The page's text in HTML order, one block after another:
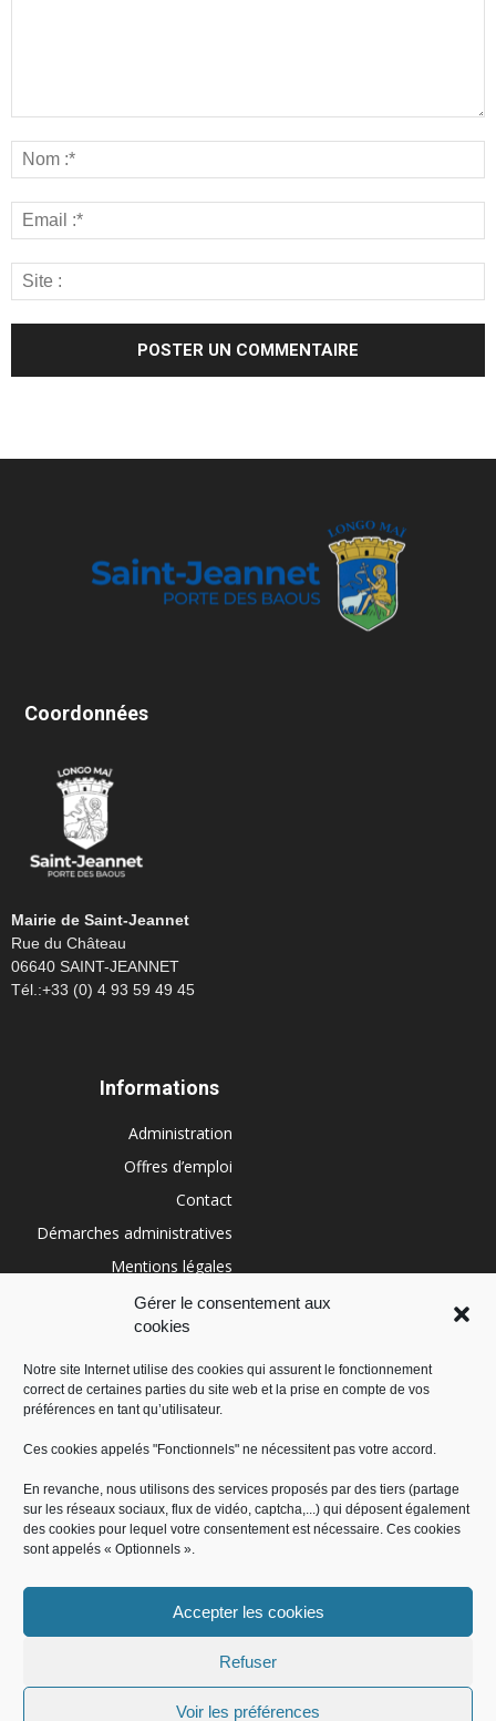
Gérer le consentement aux
cookies
Notre site Internet utilise des cookies qui assurent le fonctionnement
correct de certaines parties du site web et la prise en compte de vos
préférences en tant qu’utilisateur.
Ces cookies appelés "Fonctionnels" ne nécessitent pas votre accord.
En revanche, nous utilisons des services proposés par des tiers (partage
sur les réseaux sociaux, flux de vidéo, captcha,...) qui déposent également
des cookies pour lequel votre consentement est nécessaire. Ces cookies
sont appelés « Optionnels ».
Accepter les cookies
Refuser
Voir les préférences
Coordonnées
Mairie de Saint-Jeannet
Rue du Château
06640 SAINT-JEANNET
Tél.:+33 (0) 4 93 59 49 45
Informations
Administration
Offres d’emploi
Contact
Démarches administratives
Mentions légales
Conditions générales
Politique de cookies (UE)
RÉGION SUD
Mentions légales
© Mairie de Saint-Jeannet 2018, tous droits réservés - Produit par le